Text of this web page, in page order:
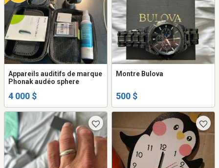
Appareils auditifs de marque
Phonak audéo sphere
4 000 $
Montre Bulova
500 $